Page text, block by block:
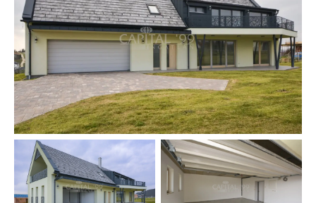
Heizungsart: Luft-Wärmepumpe.
Holzfenster mit 3-fach Isolierverglasung, mit Rollläden
ausgestattet.
Fußbodenbelag: Vynil, Keramikplatten.
Das Grundstück ist eingezäunt.
Alle Angaben basieren ausschließlich auf Informationen,
die uns von unserem Auftraggeber zur Verfügung gestellt
wurden. Wir übernehmen keine Gewähr für die
Vollständigkeit, Richtigkeit und Aktualität dieser
Angaben. Irrtum, Preis- und Angabenänderungen, sowie
Zwischenverkauf vorbehalten.